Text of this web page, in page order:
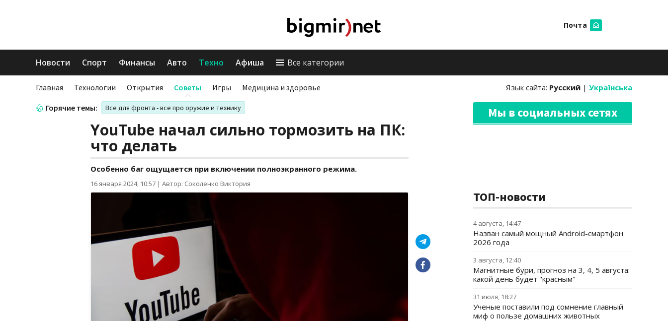
Почта
Новости Спорт Финансы Авто Техно Афиша Все категории
Главная Технологии Открытия Советы Игры Медицина и здоровье Язык сайта: Русский | Українська
Горячие темы: Все для фронта - все про оружие и технику
YouTube начал сильно тормозить на ПК:
что делать
Особенно баг ощущается при включении полноэкранного режима.
16 января 2024, 10:57 | Автор: Соколенко Виктория
Мы в социальных сетях
ТОП-новости
4 августа, 14:47
Назван самый мощный Android-смартфон
2026 года
3 августа, 12:40
Магнитные бури, прогноз на 3, 4, 5 августа:
какой день будет "красным"
31 июля, 18:27
Ученые поставили под сомнение главный
миф о пользе домашних животных